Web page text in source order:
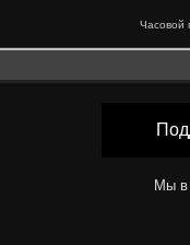
Часовой
Мы в